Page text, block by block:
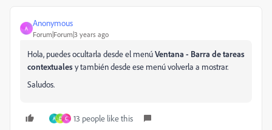
A
Anonymous
Forum|Forum|3 years ago
Hola, puedes ocultarla desde el menúVentana - Barra de tareas
contextualesy también desde ese menú volverla a mostrar.
Saludos.
A D C 13 people like this